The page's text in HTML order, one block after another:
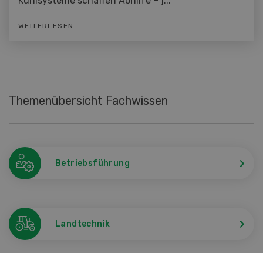
WEITERLESEN
Themenübersicht Fachwissen
Betriebsführung
Landtechnik